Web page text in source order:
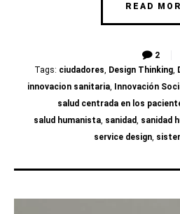
READ
2
Tags: ciudadores Design Thinking
innovacion sanitaria, Innovación
salud centrada en los
salud humanista, sanidad sanidad
service design